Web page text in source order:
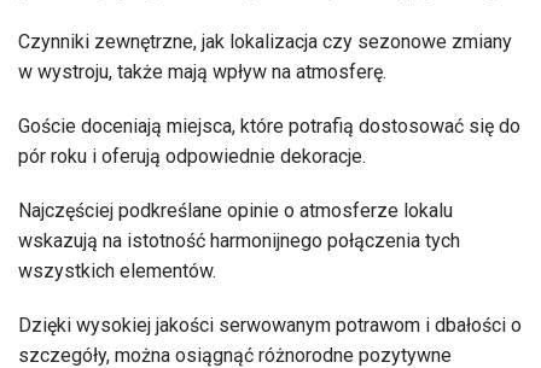
Czynniki zewnętrzne, jak lokalizacja czy sezonowe zmiany
w wystroju, także mają wpływ na atmosferę.
Goście doceniają miejsca, które potrafią dostosować się do
pór roku i oferują odpowiednie dekoracje.
Najczęściej podkreślane opinie o atmosferze lokalu
wskazują na istotność harmonijnego połączenia tych
wszystkich elementów.
Dzięki wysokiej jakości serwowanym potrawom i dbałości o
szczegóły, można osiągnąć różnorodne pozytywne